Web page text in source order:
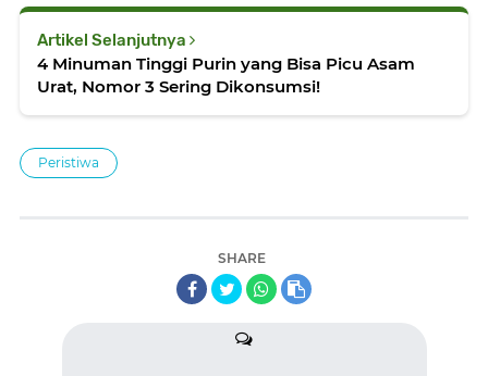
Artikel Selanjutnya
4 Minuman Tinggi Purin yang Bisa Picu Asam
Urat, Nomor 3 Sering Dikonsumsi!
Peristiwa
SHARE